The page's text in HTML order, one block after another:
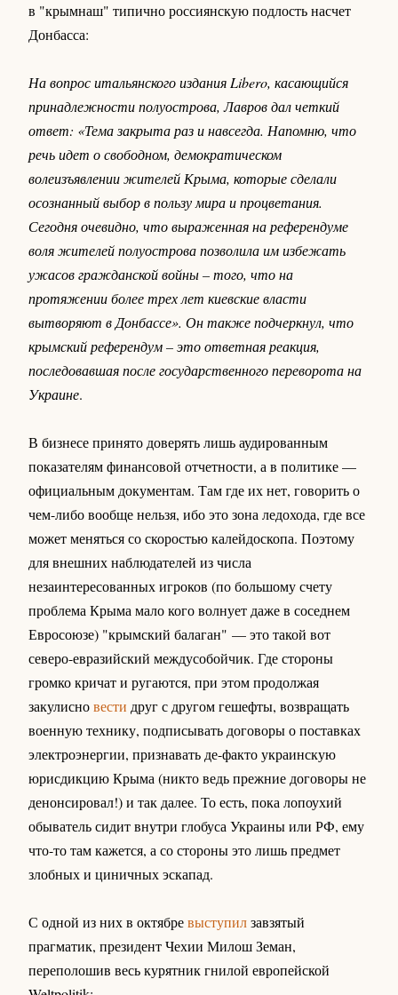
в "крымнаш" типично россиянскую подлость насчет
Донбасса:
На вопрос итальянского издания Libero, касающийся
принадлежности полуострова, Лавров дал четкий
ответ: «Тема закрыта раз и навсегда. Напомню, что
речь идет о свободном, демократическом
волеизъявлении жителей Крыма, которые сделали
осознанный выбор в пользу мира и процветания.
Сегодня очевидно, что выраженная на референдуме
воля жителей полуострова позволила им избежать
ужасов гражданской войны – того, что на
протяжении более трех лет киевские власти
вытворяют в Донбассе». Он также подчеркнул, что
крымский референдум – это ответная реакция,
последовавшая после государственного переворота на
Украине.
В бизнесе принято доверять лишь аудированным
показателям финансовой отчетности, а в политике —
официальным документам. Там где их нет, говорить о
чем-либо вообще нельзя, ибо это зона ледохода, где все
может меняться со скоростью калейдоскопа. Поэтому
для внешних наблюдателей из числа
незаинтересованных игроков (по большому счету
проблема Крыма мало кого волнует даже в соседнем
Евросоюзе) "крымский балаган" — это такой вот
северо-евразийский междусобойчик. Где стороны
громко кричат и ругаются, при этом продолжая
закулисновести друг с другом гешефты, возвращать
военную технику, подписывать договоры о поставках
электроэнергии, признавать де-факто украинскую
юрисдикцию Крыма (никто ведь прежние договоры не
денонсировал!) и так далее. То есть, пока лопоухий
обыватель сидит внутри глобуса Украины или РФ, ему
что-то там кажется, а со стороны это лишь предмет
злобных и циничных эскапад.
С одной из них в октябревыступилзавзятый
прагматик, президент Чехии Милош Земан,
переполошив весь курятник гнилой европейской